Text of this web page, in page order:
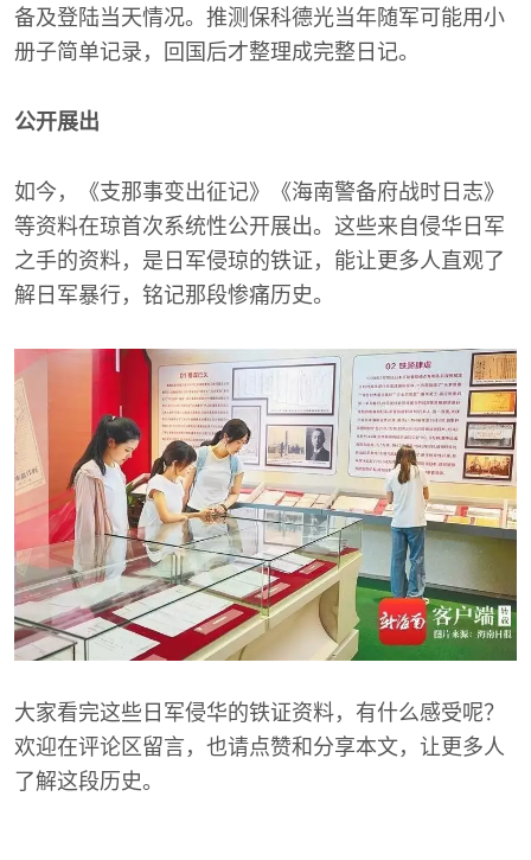
备及登陆当天情况。推测保科德光当年随军可能用小
册子简单记录，回国后才整理成完整日记。
公开展出
如今，《支那事变出征记》《海南警备府战时日志》
等资料在琼首次系统性公开展出。这些来自侵华日军
之手的资料，是日军侵琼的铁证，能让更多人直观了
解日军暴行，铭记那段惨痛历史。
大家看完这些日军侵华的铁证资料，有什么感受呢？
欢迎在评论区留言，也请点赞和分享本文，让更多人
了解这段历史。